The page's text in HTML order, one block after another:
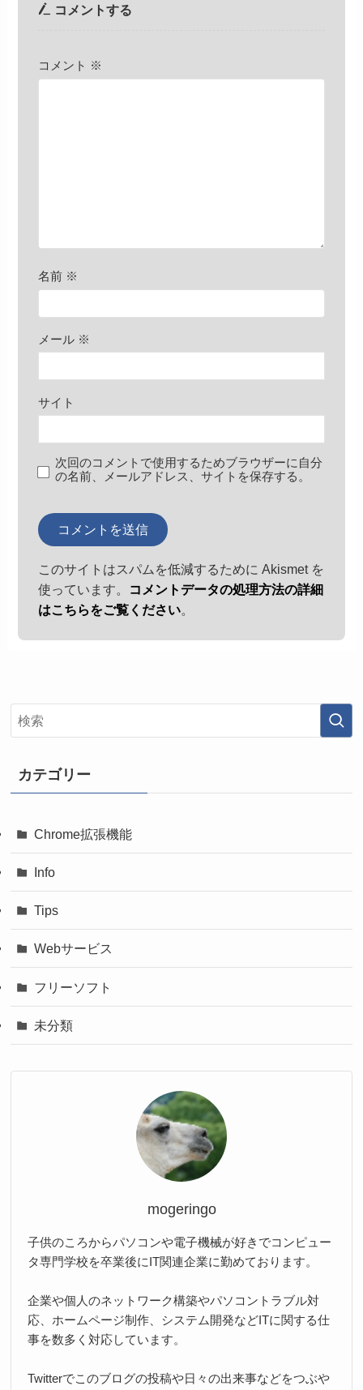
コメントする
コメント ※
名前 ※
メール ※
サイト
次回のコメントで使用するためブラウザーに自分
の名前、メールアドレス、サイトを保存する。
このサイトはスパムを低減するために Akismet を
使っています。
コメントデータの処理方法の詳細
はこちらをご覧ください。
カテゴリー
Chrome拡張機能
Info
Tips
Webサービス
フリーソフト
未分類
mogeringo
子供のころからパソコンや電子機械が好きでコンピュー
タ専門学校を卒業後にIT関連企業に勤めております。
企業や個人のネットワーク構築やパソコントラブル対
応、ホームページ制作、システム開発などITに関する仕
事を数多く対応しています。
Twitterでこのブログの投稿や日々の出来事などをつぶや